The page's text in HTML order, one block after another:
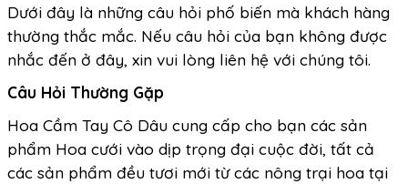
Dưới đây là những câu hỏi phố biến mà khách hàng
thường thắc mắc. Nếu câu hỏi của bạn không được
nhắc đến ở đây, xin vui lòng liên hệ với chúng tôi.
Câu Hỏi Thường Gặp
Hoa Cầm Tay Cô Dâu cung cấp cho bạn các sản
phẩm Hoa cưới vào dịp trọng đại cuộc đời, tất cả
các sản phẩm đều tươi mới từ các nông trại hoa tại